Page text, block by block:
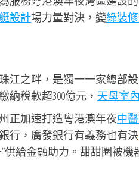
設計場力量對決，變綠裝
江之畔，是獨一一家總部
納稅款超300億元， 天母室
正加速打造粵港澳年夜中
行，廣發銀行有義務也有決
”供給金融助力。甜甜圈被